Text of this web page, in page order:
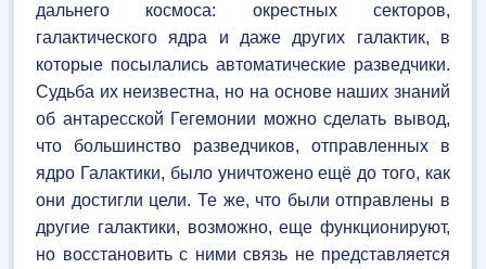
дальнего космоса: окрестных секторов,
галактического ядра и даже других галактик, в
которые посылались автоматические разведчики.
Судьба их неизвестна, но на основе наших знаний
об антаресской Гегемонии можно сделать вывод,
что большинство разведчиков, отправленных в
ядро Галактики, было уничтожено ещё до того, как
они достигли цели. Те же, что были отправлены в
другие галактики, возможно, еще функционируют,
но восстановить с ними связь не представляется